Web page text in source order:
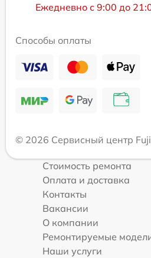
Ежедневно с 9:00 до
Способы оплаты
© 2026 Сервисный центр
Стоимость ремонта
Оплата и доставка
Контакты
Вакансии
О компании
Ремонтируемые
Наши услуги